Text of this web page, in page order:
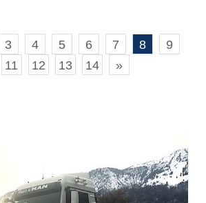
3 4 5 6 7 8
9
11 12 13 14 »